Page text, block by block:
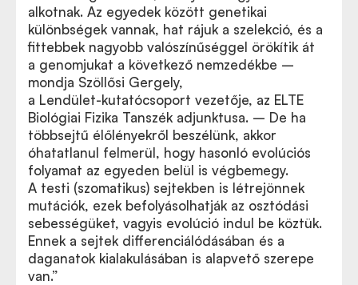
alkotnak. Az egyedek között genetikai
különbségek vannak, hat rájuk a szelekció, és a
fittebbek nagyobb valószínűséggel örökítik át
a genomjukat a következő nemzedékbe –
mondja Szöllősi Gergely,
a Lendület-kutatócsoport vezetője, az ELTE
Biológiai Fizika Tanszék adjunktusa. – De ha
többsejtű élőlényekről beszélünk, akkor
óhatatlanul felmerül, hogy hasonló evolúciós
folyamat az egyeden belül is végbemegy.
A testi (szomatikus) sejtekben is létrejönnek
mutációk, ezek befolyásolhatják az osztódási
sebességüket, vagyis evolúció indul be köztük.
Ennek a sejtek differenciálódásában és a
daganatok kialakulásában is alapvető szerepe
van.”